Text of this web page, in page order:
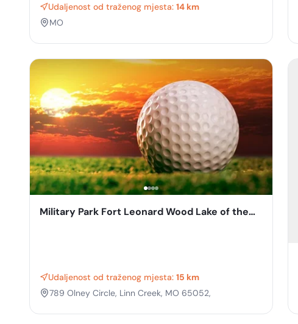
Udaljenost od traženog mjesta: 14 km
MO
Military Park Fort Leonard Wood Lake of the
Udaljenost od traženog mjesta: 15 km
789 Olney Circle, Linn Creek, MO 65052,